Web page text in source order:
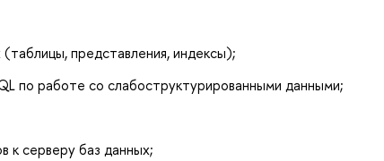
представления, индексы);
по работе со слабоструктурированными данными;
к серверу баз данных;